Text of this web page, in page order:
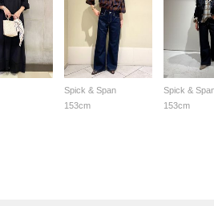
Spick & Span
153cm
Spick &
153cm